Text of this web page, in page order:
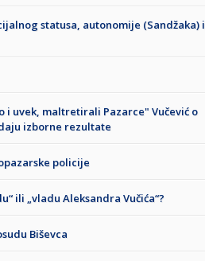
statusa, autonomije (Sandžaka) i
i uvek, maltretirali Pazarce" Vučević o
izborne rezultate
policije
ili „vladu Aleksandra Vučića“?
Biševca